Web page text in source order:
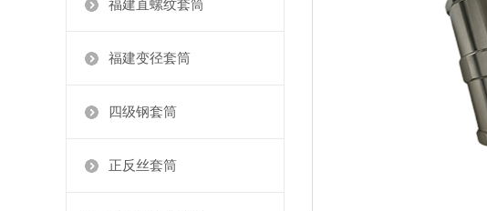
福建直螺纹套筒
福建变径套筒
四级钢套筒
正反丝套筒